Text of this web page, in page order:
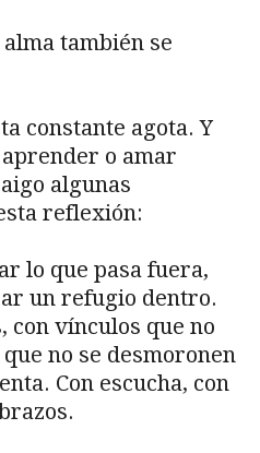
también se
constante agota. Y
o amar
algunas
reflexión:
lo que pasa fuera,
un refugio dentro.
con vínculos que no
no se desmoronen
Con escucha, con